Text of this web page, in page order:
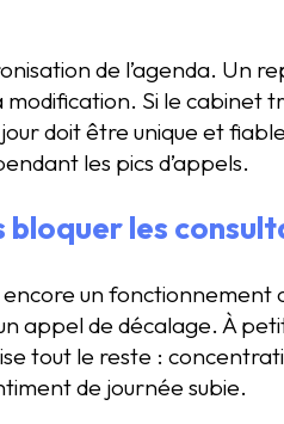
de l’agenda. Un
Si le cabinet
doit être unique et
les pics d’appels.
bloquer les
un fonctionnement
appel de décalage. À
tout le reste :
de journée subie.